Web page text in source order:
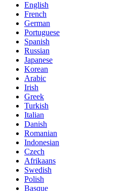
English
French
German
Portuguese
Spanish
Russian
Japanese
Korean
Arabic
Irish
Greek
Turkish
Italian
Danish
Romanian
Indonesian
Czech
Afrikaans
Swedish
Polish
Basque